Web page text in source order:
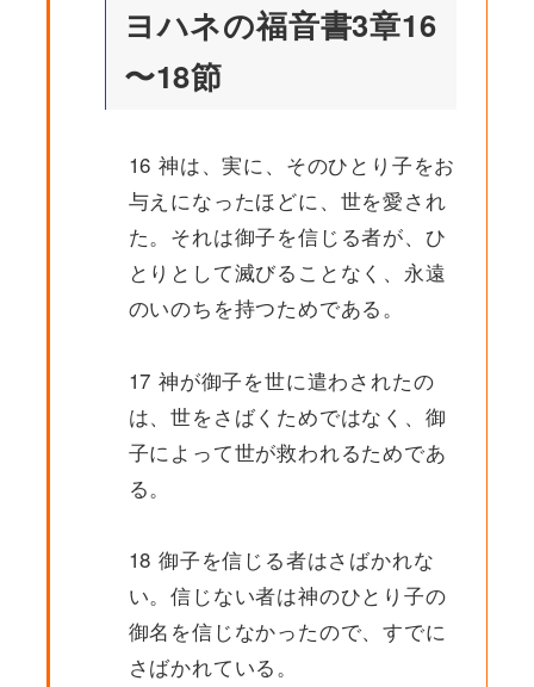
ヨハネの福音書3章16
〜18節
16 神は、実に、そのひとり子をお
与えになったほどに、世を愛され
た。それは御子を信じる者が、ひ
とりとして滅びることなく、永遠
のいのちを持つためである。
17 神が御子を世に遣わされたの
は、世をさばくためではなく、御
子によって世が救われるためであ
る。
18 御子を信じる者はさばかれな
い。信じない者は神のひとり子の
御名を信じなかったので、すでに
さばかれている。